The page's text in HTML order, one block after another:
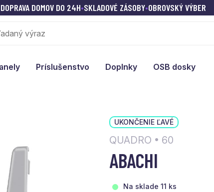
DOPRAVA DOMOV DO 24H•SKLADOVÉ ZÁSOBY•OBROVSKÝ VÝBER
Príslušenstvo Doplnky OSB dosky
UKONČENIE ĽAVÉ
QUADRO • 60
ABACHI
Na sklade 11 ks